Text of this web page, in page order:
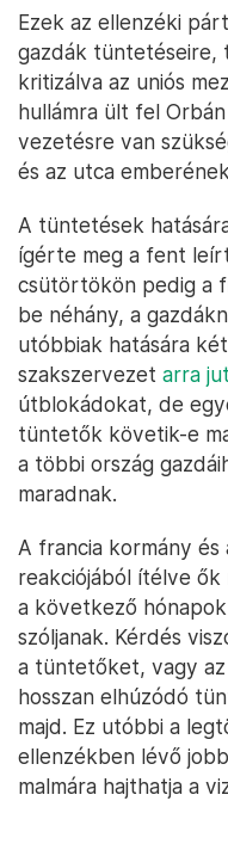
Orbán Viktor a Brüsszel
2024. január 31-én – Fotó:
/ MTI
Ezek az ellenzéki
gazdák tüntetéseire,
kritizálva az uniós
hullámra ült fel
vezetésre van
és az utca
A tüntetések
ígérte meg a fent
csütörtökön pedig a
be néhány, a
utóbbiak hatására
szakszervezetarra
útblokádokat, de
tüntetők követik-e
a többi ország